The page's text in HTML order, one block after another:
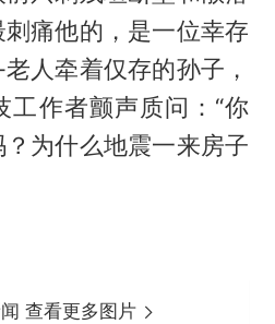
痛他的，是一位幸存
人牵着仅存的孙子，
工作者颤声质问：“你
为什么地震一来房子
查看更多图片